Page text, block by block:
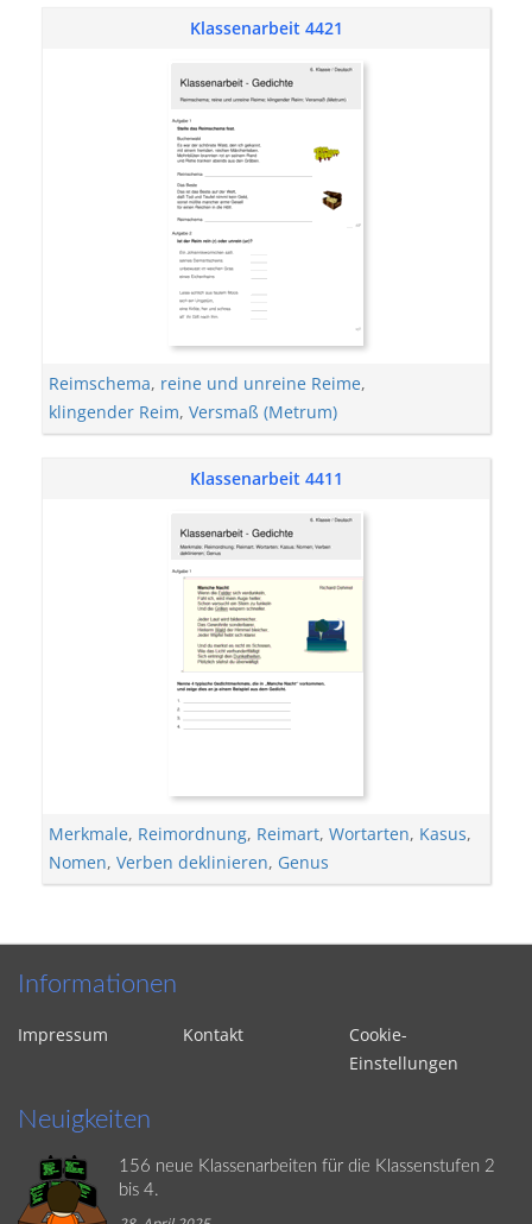
Klassenarbeit 4421
Reimschema, reine und unreine Reime,
klingender Reim, Versmaß (Metrum)
Klassenarbeit 4411
Merkmale, Reimordnung, Reimart, Wortarten, Kasus,
Nomen, Verben deklinieren, Genus
Informationen
Impressum Kontakt
Cookie-
Einstellungen
Neuigkeiten
156 neue Klassenarbeiten für die Klassenstufen 2
bis 4.